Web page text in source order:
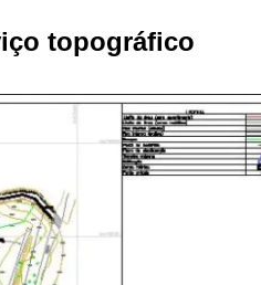
topográfico